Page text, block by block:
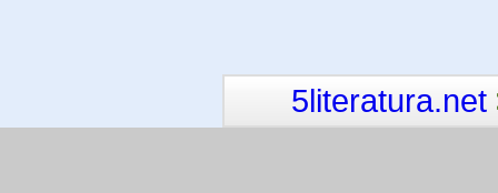
5literatura.net